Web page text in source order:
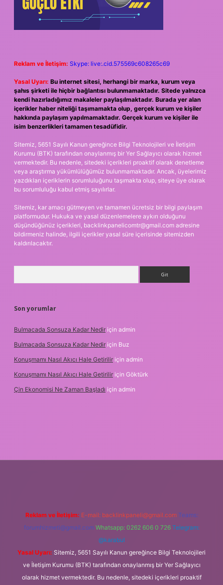
Reklam ve İletişim: Skype: live:.cid.575569c608265c69
Yasal Uyarı: Bu internet sitesi, herhangi bir marka, kurum veya
şahıs şirketi ile hiçbir bağlantısı bulunmamaktadır. Sitede yalnızca
kendi hazırladığımız makaleler paylaşılmaktadır. Burada yer alan
içerikler haber niteliği taşımamakta olup, gerçek kurum ve kişiler
hakkında paylaşım yapılmamaktadır. Gerçek kurum ve kişiler ile
isim benzerlikleri tamamen tesadüfidir.
Sitemiz, 5651 Sayılı Kanun gereğince Bilgi Teknolojileri ve İletişim
Kurumu (BTK) tarafından onaylanmış bir Yer Sağlayıcı olarak hizmet
vermektedir. Bu nedenle, sitedeki içerikleri proaktif olarak denetleme
veya araştırma yükümlülüğümüz bulunmamaktadır. Ancak, üyelerimiz
yazdıkları içeriklerin sorumluluğunu taşımakta olup, siteye üye olarak
bu sorumluluğu kabul etmiş sayılırlar.
Sitemiz, kar amacı gütmeyen ve tamamen ücretsiz bir bilgi paylaşım
platformudur. Hukuka ve yasal düzenlemelere aykırı olduğunu
düşündüğünüz içerikleri, backlinkpanelicomtr@gmail.com adresine
bildirmeniz halinde, ilgili içerikler yasal süre içerisinde sitemizden
kaldırılacaktır.
Son yorumlar
Bulmacada Sonsuza Kadar Nedir için admin
Bulmacada Sonsuza Kadar Nedir için Buz
Konuşmamı Nasıl Akıcı Hale Getirilir için admin
Konuşmamı Nasıl Akıcı Hale Getirilir için Göktürk
Çin Ekonomisi Ne Zaman Başladı için admin
Reklam ve İletişim: E-mail: backlinkpaneli@gmail.com Teams:
forumhizmeti@gmail.com Whatsapp: 0262 606 0 726 Telegram:
@karabul
Yasal Uyarı: Sitemiz, 5651 Sayılı Kanun gereğince Bilgi Teknolojileri
ve İletişim Kurumu (BTK) tarafından onaylanmış bir Yer Sağlayıcı
olarak hizmet vermektedir. Bu nedenle, sitedeki içerikleri proaktif